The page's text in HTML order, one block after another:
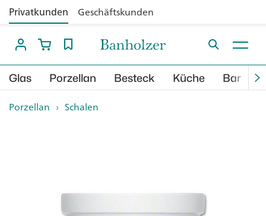
Privatkunden Geschäftskunden
Glas Porzellan Besteck Küche Bar
Porzellan › Schalen